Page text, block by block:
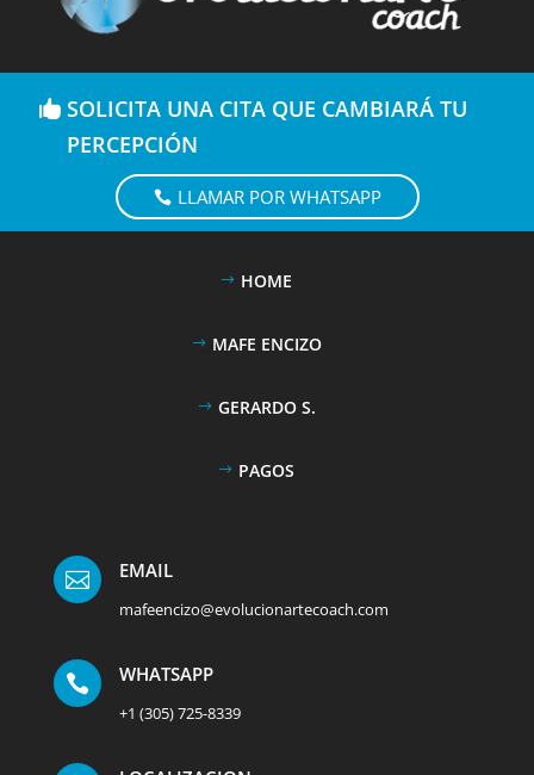
SOLICITA UNA CITA QUE CAMBIARÁ TU
PERCEPCIÓN
LLAMAR POR WHATSAPP
HOME
MAFE ENCIZO
GERARDO S.
PAGOS
 EMAIL
mafeencizo@evolucionartecoach.com
 WHATSAPP
+1 (305) 725-8339